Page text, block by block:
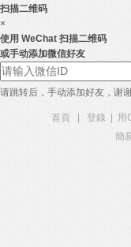
扫描二维码
×
使用 WeChat 扫描二维码
或手动添加微信好友
请跳转后，手动添加好友，谢
首頁 登錄 用
簡